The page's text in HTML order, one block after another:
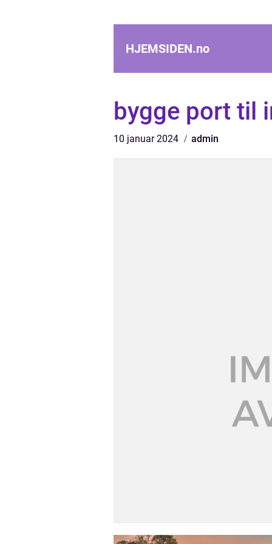
HJEMSIDEN.no
bygge port til
10 januar 2024 admin